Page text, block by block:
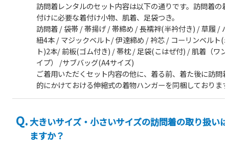
訪問着レンタルのセット内容は以下の通りです。訪問着の
付けに必要な着付け小物、肌着、足袋つき。
訪問着 / 袋帯 / 帯揚げ / 帯締め / 長襦袢(半衿付き) / 草履 /
紐4本 / マジックベルト/ 伊達締め / 衿芯 / コーリンベルト(
ト)2本/ 前板(ゴム付き) / 帯枕 / 足袋(こはぜ付) / 肌着（ワ
イプ） /サブバッグ(A4サイズ)
ご着用いただくセット内容の他に、着る前、着た後に訪問
的にかけておける伸縮式の着物ハンガーを同梱しておりま
大きいサイズ・小さいサイズの訪問着の取り扱い
ますか？